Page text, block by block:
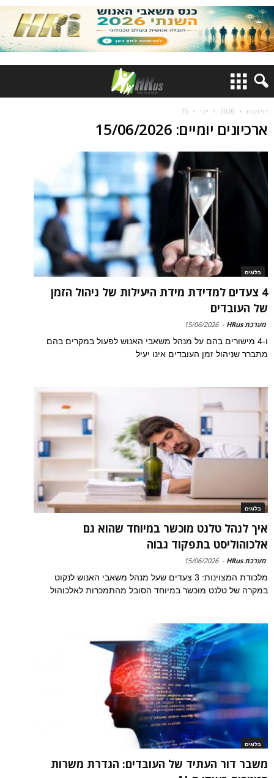
דף הבית 2026 יוני 15
ארכיונים יומיים: 15/06/2026
בלוגים
4 צעדים למדידת מידת היעילות של ניהול הזמן
של העובדים
מערכת HRus -
15/06/2026
ו-4 מישורים בהם על מנהל משאבי האנוש לפעול במקרים בהם
מתברר שניהול זמן העובדים אינו יעיל
בלוגים
איך לנהל טלנט מוכשר במיוחד שהוא גם
אלכוהוליסט בתפקוד גבוה
מערכת HRus -
15/06/2026
מלכודת המצוינות: 3 צעדים שעל מנהל משאבי האנוש לנקוט
במקרה של טלנט מוכשר במיוחד הסובל מהתמכרות לאלכוהול
בלוגים
משבר דור העתיד של העובדים: הגדרת משרות